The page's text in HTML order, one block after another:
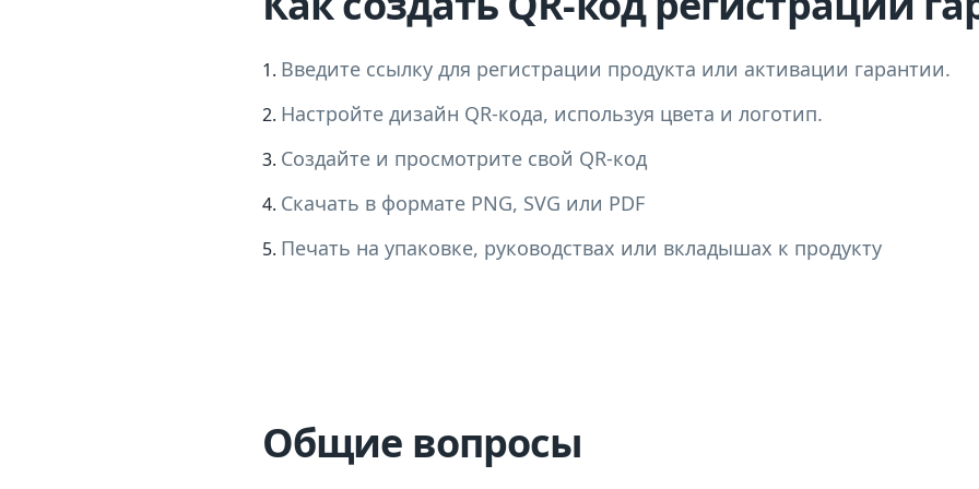
Введите ссылку для регистрации продукта или активации гарантии.
Настройте дизайн QR-кода, используя цвета и логотип.
Создайте и просмотрите свой QR-код
Скачать в формате PNG, SVG или PDF
Печать на упаковке, руководствах или вкладышах к продукту
Общие вопросы